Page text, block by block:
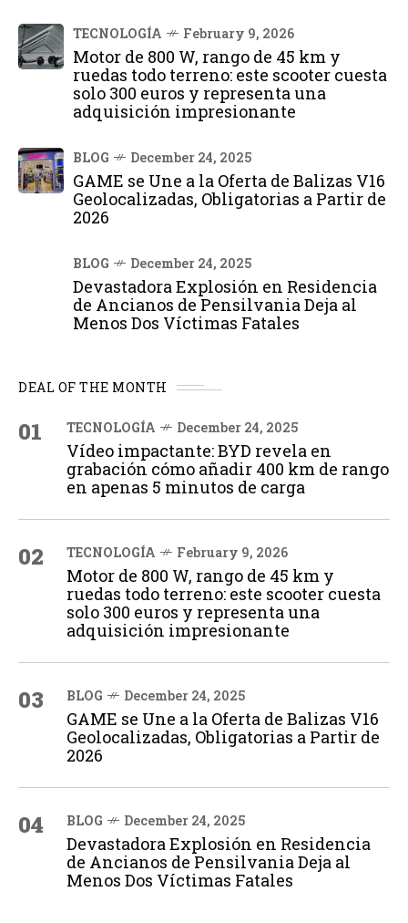
TECNOLOGÍA February 9, 2026
Motor de 800 W, rango de 45 km y
ruedas todo terreno: este scooter cuesta
solo 300 euros y representa una
adquisición impresionante
BLOG December 24, 2025
GAME se Une a la Oferta de Balizas V16
Geolocalizadas, Obligatorias a Partir de
2026
BLOG December 24, 2025
Devastadora Explosión en Residencia
de Ancianos de Pensilvania Deja al
Menos Dos Víctimas Fatales
DEAL OF THE MONTH
01 TECNOLOGÍA December 24, 2025
Vídeo impactante: BYD revela en
grabación cómo añadir 400 km de rango
en apenas 5 minutos de carga
02 TECNOLOGÍA February 9, 2026
Motor de 800 W, rango de 45 km y
ruedas todo terreno: este scooter cuesta
solo 300 euros y representa una
adquisición impresionante
03 BLOG December 24, 2025
GAME se Une a la Oferta de Balizas V16
Geolocalizadas, Obligatorias a Partir de
2026
04 BLOG December 24, 2025
Devastadora Explosión en Residencia
de Ancianos de Pensilvania Deja al
Menos Dos Víctimas Fatales